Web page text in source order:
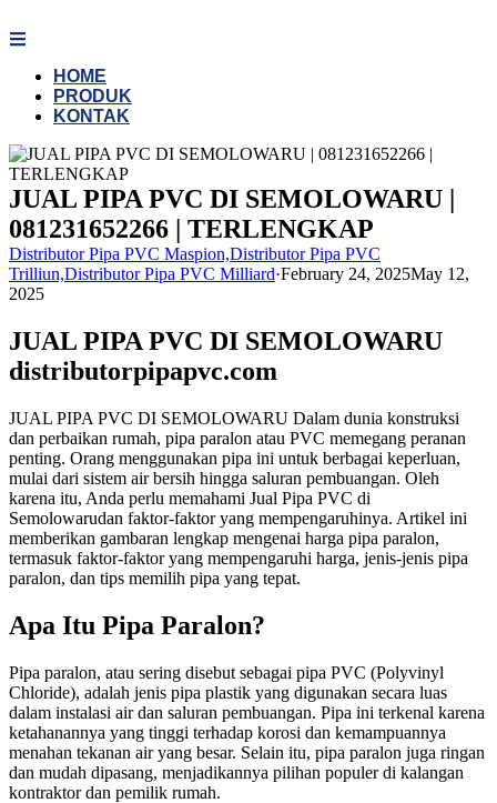
to
HOME
PRODUK
KONTAK
JUAL PIPA PVC DI SEMOLOWARU |
081231652266 | TERLENGKAP
Distributor Pipa PVC Maspion,Distributor Pipa PVC
Trilliun,Distributor Pipa PVC Milliard·February 24, 2025May 12,
2025
JUAL PIPA PVC DI SEMOLOWARU
distributorpipapvc.com
JUAL PIPA PVC DI SEMOLOWARU Dalam dunia konstruksi
dan perbaikan rumah, pipa paralon atau PVC memegang peranan
penting. Orang menggunakan pipa ini untuk berbagai keperluan,
mulai dari sistem air bersih hingga saluran pembuangan. Oleh
karena itu, Anda perlu memahami Jual Pipa PVC di
Semolowarudan faktor-faktor yang mempengaruhinya. Artikel ini
memberikan gambaran lengkap mengenai harga pipa paralon,
termasuk faktor-faktor yang mempengaruhi harga, jenis-jenis pipa
paralon, dan tips memilih pipa yang tepat.
Apa Itu Pipa Paralon?
Pipa paralon, atau sering disebut sebagai pipa PVC (Polyvinyl
Chloride), adalah jenis pipa plastik yang digunakan secara luas
dalam instalasi air dan saluran pembuangan. Pipa ini terkenal karena
ketahanannya yang tinggi terhadap korosi dan kemampuannya
menahan tekanan air yang besar. Selain itu, pipa paralon juga ringan
dan mudah dipasang, menjadikannya pilihan populer di kalangan
kontraktor dan pemilik rumah.